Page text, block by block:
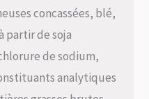
concassées, blé,
partir de soja
de sodium,
analytiques